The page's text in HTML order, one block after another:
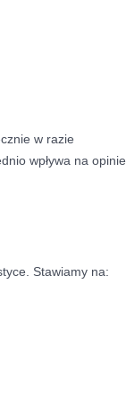
w razie
wpływa na opinie
Stawiamy na: